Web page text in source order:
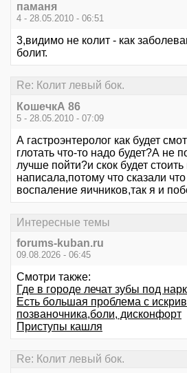
паманя
4 - 28.05.2010 - 06:51
3,видимо не колит - как
болит.
Re: Колит левый бок.
КошечкА 86
5 - 28.05.2010 - 07:09
А гастроэнтеролог как будет
глотать что-то надо будет?А не
лучше пойти?и скок будет
написала,потому что сказали
воспаление яичников,так я и
Интересные темы
forums-kuban.ru
09.08.2026 - 06:45
Смотри также:
Где в городе лечат зубы под
Есть большая проблема с
позваночника,боли, дисконфорт
Приступы кашля
Re: Колит левый бок.